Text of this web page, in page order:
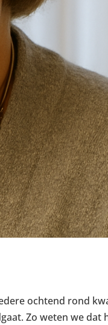
ochtend rond
Zo weten we dat